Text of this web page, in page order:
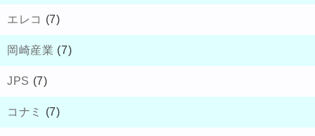
エレコ (7)
岡崎産業 (7)
JPS (7)
コナミ (7)